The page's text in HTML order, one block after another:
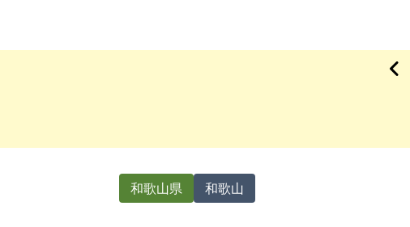
和歌山県 和歌山